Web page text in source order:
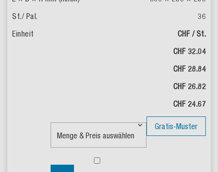
36
CHF / St.
CHF 32.04
CHF 28.84
CHF 26.82
CHF 24.67
Gratis-Muster